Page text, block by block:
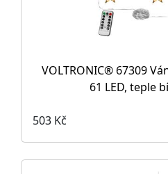
VOLTRONIC® 67309
61 LED, teple
503 Kč